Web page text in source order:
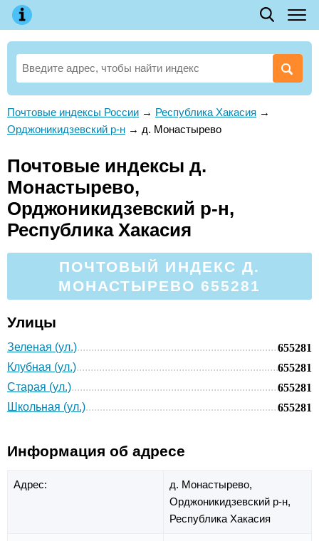
Почтовые индексы России → Республика Хакасия →
Орджоникидзевский р-н → д. Монастырево
Почтовые индексы д.
Монастырево,
Орджоникидзевский р-н,
Республика Хакасия
ПОЧТОВЫЙ ИНДЕКС Д.
МОНАСТЫРЕВО 655281
Улицы
Зеленая (ул.)
655281
Клубная (ул.)
655281
Старая (ул.)
655281
Школьная (ул.)
655281
Информация об адресе
Адрес:
д. Монастырево,
Орджоникидзевский р-н,
Республика Хакасия